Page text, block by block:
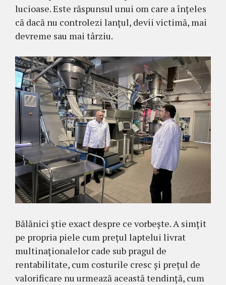
lucioase. Este răspunsul unui om care a înțeles
că dacă nu controlezi lanțul, devii victimă, mai
devreme sau mai târziu.
Bălănici știe exact despre ce vorbește. A simțit
pe propria piele cum prețul laptelui livrat
multinaționalelor cade sub pragul de
rentabilitate, cum costurile cresc și prețul de
valorificare nu urmează această tendință, cum